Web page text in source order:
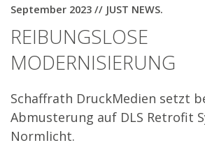
September 2023 // JUST NEWS.
REIBUNGSLOSE
Schaffrath DruckMedien setzt
Abmusterung auf DLS Retrofit
Normlicht.